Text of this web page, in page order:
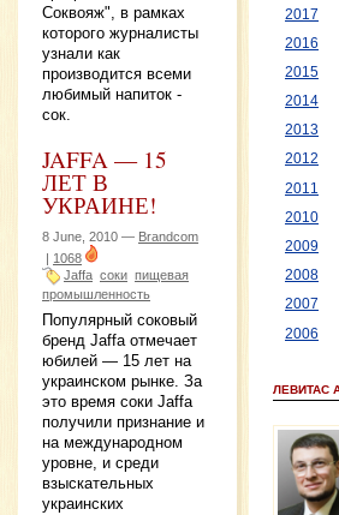
Соквояж", в рамках
которого журналисты
узнали как
производится всеми
любимый напиток -
сок.
JAFFA — 15
ЛЕТ В
УКРАИНЕ!
8 June, 2010 — Brandcom
| 1068
Jaffa соки пищевая
промышленность
Популярный соковый
бренд Jaffa отмечает
юбилей — 15 лет на
украинском рынке. За
это время соки Jaffa
получили признание и
на международном
уровне, и среди
взыскательных
украинских
2017
2016
2015
2014
2013
2012
2011
2010
2009
2008
2007
2006
ЛЕВИТАС